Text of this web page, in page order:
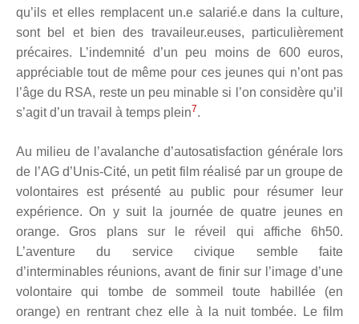
qu’ils et elles remplacent un.e salarié.e dans la culture,
sont bel et bien des travaileur.euses, particulièrement
précaires. L’indemnité d’un peu moins de 600 euros,
appréciable tout de même pour ces jeunes qui n’ont pas
l’âge du RSA, reste un peu minable si l’on considère qu’il
s’agit d’un travail à temps plein7.
Au milieu de l’avalanche d’autosatisfaction générale lors
de l’AG d’Unis-Cité, un petit film réalisé par un groupe de
volontaires est présenté au public pour résumer leur
expérience. On y suit la journée de quatre jeunes en
orange. Gros plans sur le réveil qui affiche 6h50.
L’aventure du service civique semble faite
d’interminables réunions, avant de finir sur l’image d’une
volontaire qui tombe de sommeil toute habillée (en
orange) en rentrant chez elle à la nuit tombée. Le film